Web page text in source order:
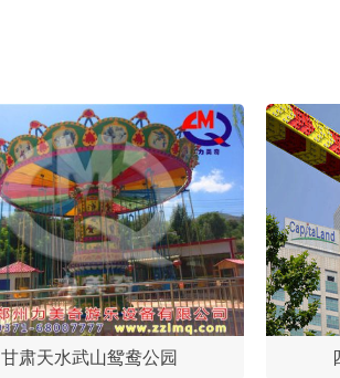
甘肃天水武山鸳鸯公园